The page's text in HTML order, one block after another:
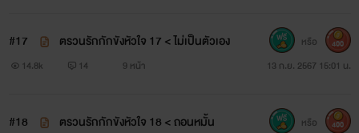
#17 ตรวนรักกักขังหัวใจ 17 < ไม่เป็นตัวเอง
14.8k 14 9 หน้า 13 ก.ย. 2567 15:01 น.
หรือ 400
#18 ตรวนรักกักขังหัวใจ 18 < ถอนหมั้น หรือ 400